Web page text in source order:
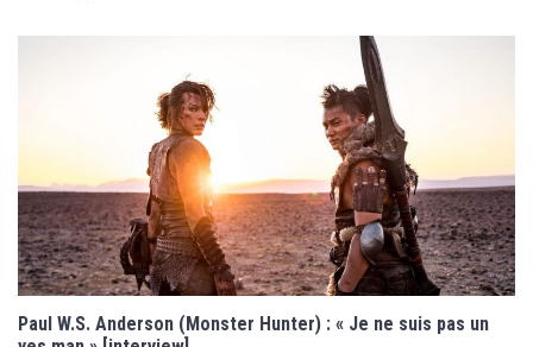
Paul W.S. Anderson (Monster Hunter) : « Je ne suis pas un